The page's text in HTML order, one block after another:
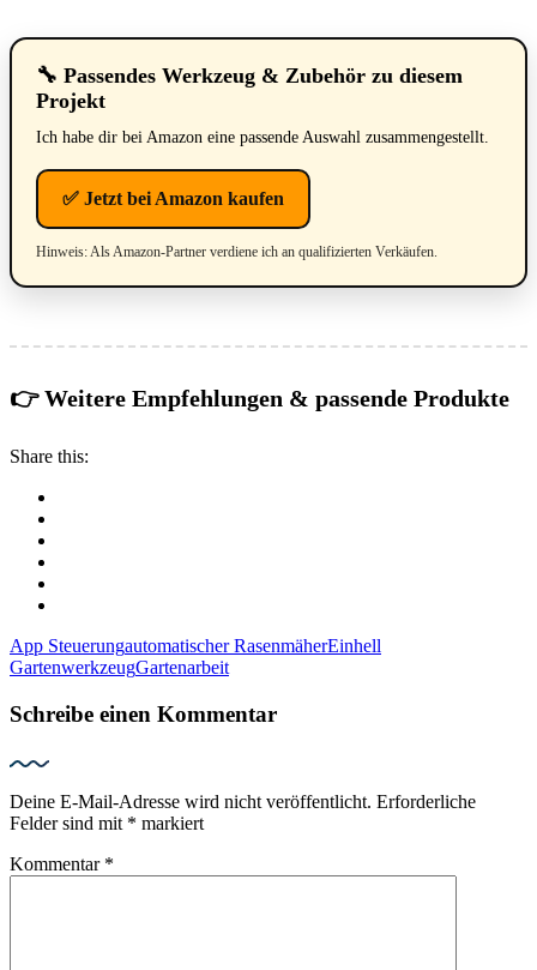
🔧 Passendes Werkzeug & Zubehör zu diesem
Projekt
Ich habe dir bei Amazon eine passende Auswahl zusammengestellt.
✅ Jetzt bei Amazon kaufen
Hinweis: Als Amazon-Partner verdiene ich an qualifizierten Verkäufen.
👉 Weitere Empfehlungen & passende Produkte
Share this:
App Steuerungautomatischer RasenmäherEinhell
GartenwerkzeugGartenarbeit
Schreibe einen Kommentar
Deine E-Mail-Adresse wird nicht veröffentlicht. Erforderliche
Felder sind mit * markiert
Kommentar *